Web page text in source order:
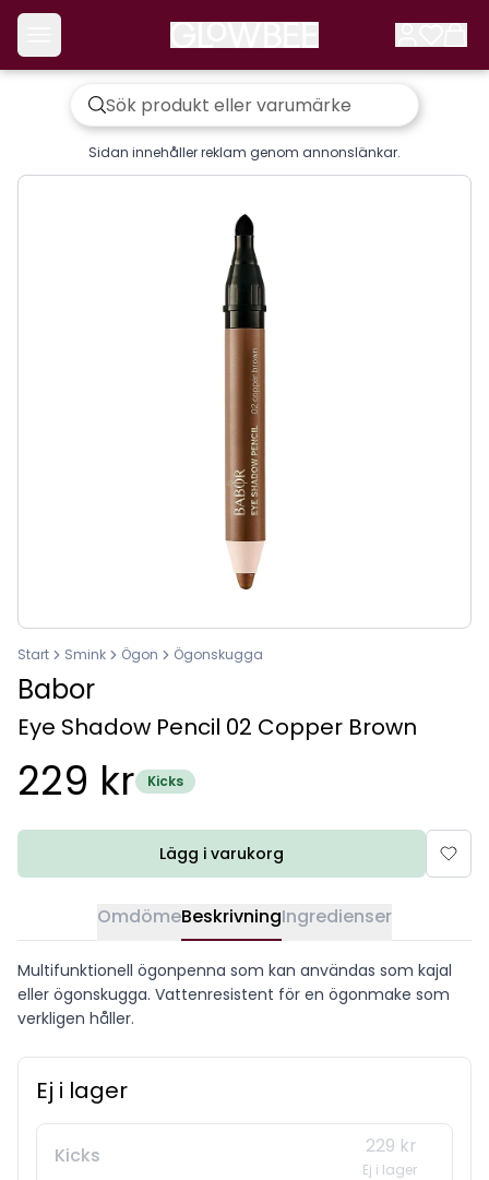
Sidan innehåller reklam genom annonslänkar.
Start Smink Ögon Ögonskugga
Babor
Eye Shadow Pencil 02 Copper Brown
229 kr Kicks
Lägg i varukorg
OmdömeBeskrivningIngredienser
Multifunktionell ögonpenna som kan användas som kajal
eller ögonskugga. Vattenresistent för en ögonmake som
verkligen håller.
Ej i lager
Kicks 229 kr
Ej i lager